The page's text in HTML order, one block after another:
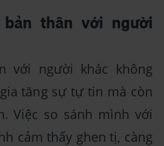
thân với người
với người khác không
tăng sự tự tin mà còn
Việc so sánh mình với
cảm thấy ghen tị, càng